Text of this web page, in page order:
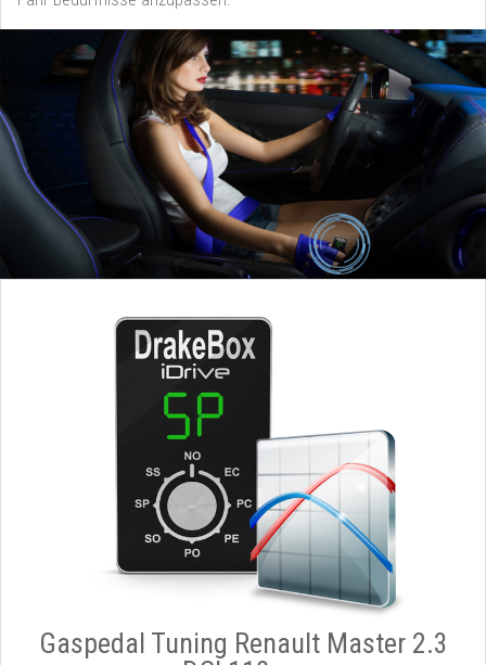
Gaspedal Tuning Renault Master 2.3